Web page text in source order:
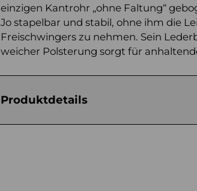
einzigen Kantrohr „ohne Faltung“
Jo stapelbar und stabil, ohne ihm die
Freischwingers zu nehmen. Sein
weicher Polsterung sorgt für
Produktdetails